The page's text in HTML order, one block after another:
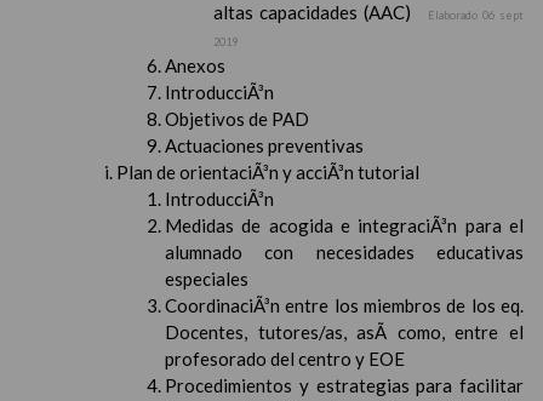
altas capacidades (AAC)
Elaborado 06 sept
2019
Anexos
IntroducciÃ³n
Objetivos de PAD
Actuaciones preventivas
Plan de orientaciÃ³n y acciÃ³n tutorial
IntroducciÃ³n
Medidas de acogida e integraciÃ³n para el
alumnado con necesidades educativas
especiales
CoordinaciÃ³n entre los miembros de los eq.
Docentes, tutores/as, asÃ­ como, entre el
profesorado del centro y EOE
Procedimientos y estrategias para facilitar